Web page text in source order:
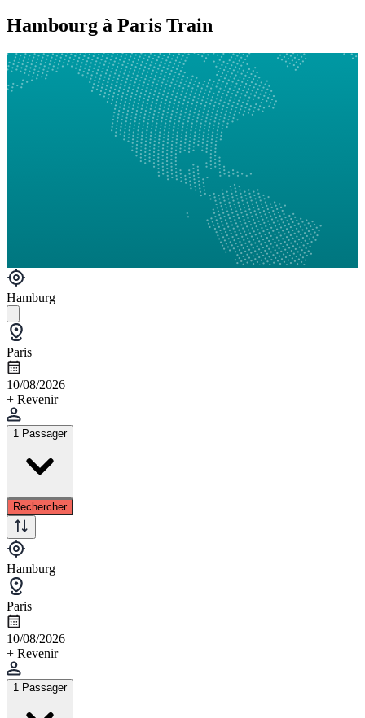
Hambourg à Paris Train
Hamburg
Paris
10/08/2026
+ Revenir
1 Passager
Rechercher
Hamburg
Paris
10/08/2026
+ Revenir
1 Passager